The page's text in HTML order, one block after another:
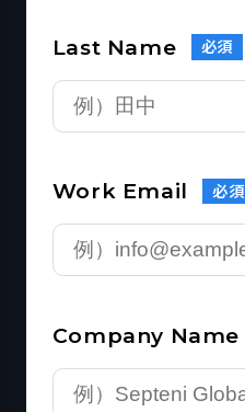
Last Name 必須
Work Email 必須
Company Name